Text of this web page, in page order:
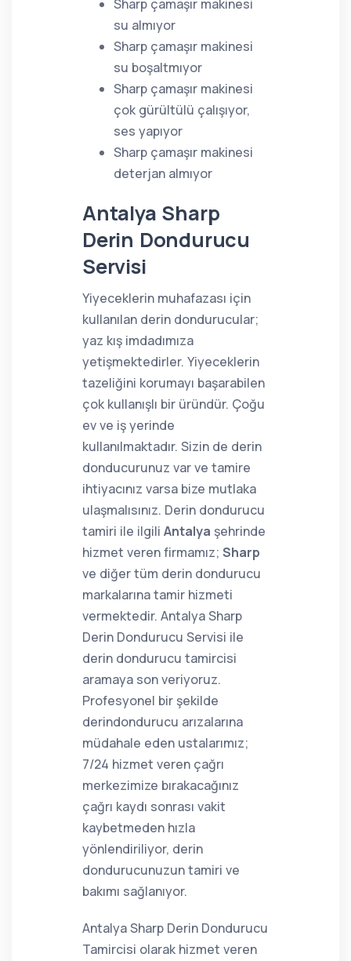
Sharp çamaşır makinesi
su almıyor
Sharp çamaşır makinesi
su boşaltmıyor
Sharp çamaşır makinesi
çok gürültülü çalışıyor,
ses yapıyor
Sharp çamaşır makinesi
deterjan almıyor
Antalya Sharp
Derin Dondurucu
Servisi
Yiyeceklerin muhafazası için
kullanılan derin dondurucular;
yaz kış imdadımıza
yetişmektedirler. Yiyeceklerin
tazeliğini korumayı başarabilen
çok kullanışlı bir üründür. Çoğu
ev ve iş yerinde
kullanılmaktadır. Sizin de derin
donducurunuz var ve tamire
ihtiyacınız varsa bize mutlaka
ulaşmalısınız. Derin dondurucu
tamiri ile ilgili Antalya şehrinde
hizmet veren firmamız; Sharp
ve diğer tüm derin dondurucu
markalarına tamir hizmeti
vermektedir. Antalya Sharp
Derin Dondurucu Servisi ile
derin dondurucu tamircisi
aramaya son veriyoruz.
Profesyonel bir şekilde
derindondurucu arızalarına
müdahale eden ustalarımız;
7/24 hizmet veren çağrı
merkezimize bırakacağınız
çağrı kaydı sonrası vakit
kaybetmeden hızla
yönlendiriliyor, derin
dondurucunuzun tamiri ve
bakımı sağlanıyor.
Antalya Sharp Derin Dondurucu
Tamircisi olarak hizmet veren